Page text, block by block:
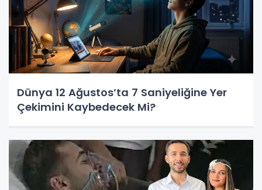
Dünya 12 Ağustos’ta 7 Saniyeliğine Yer
Çekimini Kaybedecek Mi?